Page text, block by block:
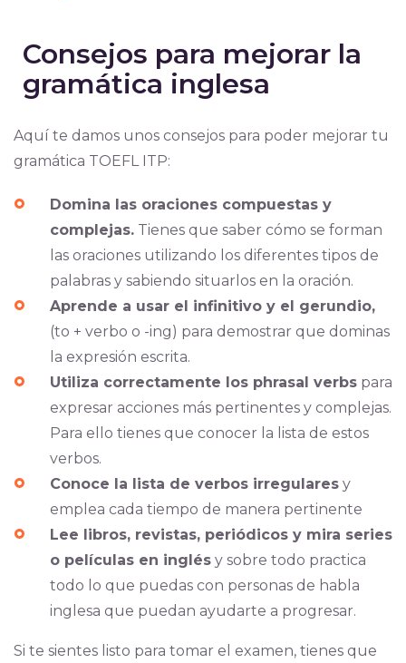
Consejos para mejorar la
gramática inglesa
Aquí te damos unos consejos para poder mejorar tu
gramática TOEFL ITP:
Domina las oraciones compuestas y
complejas.Tienes que saber cómo se forman
las oraciones utilizando los diferentes tipos de
palabras y sabiendo situarlos en la oración.
Aprende a usar el infinitivo y el gerundio,
(to + verbo o -ing) para demostrar que dominas
la expresión escrita.
Utiliza correctamente los phrasal verbspara
expresar acciones más pertinentes y complejas.
Para ello tienes que conocer la lista de estos
verbos.
Conoce la lista de verbos irregularesy
emplea cada tiempo de manera pertinente
Lee libros, revistas, periódicos y mira series
o películas en inglésy sobre todo practica
todo lo que puedas con personas de habla
inglesa que puedan ayudarte a progresar.
Si te sientes listo para tomar el examen, tienes que